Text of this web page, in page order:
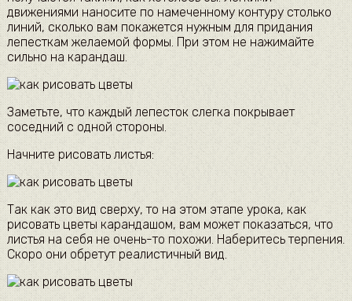
движениями наносите по намеченному контуру столько
линий, сколько вам покажется нужным для придания
лепесткам желаемой формы. При этом не нажимайте
сильно на карандаш.
Заметьте, что каждый лепесток слегка покрывает
соседний с одной стороны.
Начните рисовать листья:
Так как это вид сверху, то на этом этапе урока, как
рисовать цветы карандашом, вам может показаться, что
листья на себя не очень-то похожи. Наберитесь терпения.
Скоро они обретут реалистичный вид.